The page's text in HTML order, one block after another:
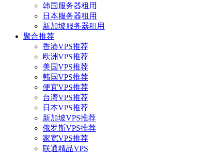
韩国服务器租用
日本服务器租用
新加坡服务器租用
聚合推荐
香港VPS推荐
欧洲VPS推荐
美国VPS推荐
韩国VPS推荐
便宜VPS推荐
台湾VPS推荐
日本VPS推荐
新加坡VPS推荐
俄罗斯VPS推荐
家宽VPS推荐
联通精品VPS